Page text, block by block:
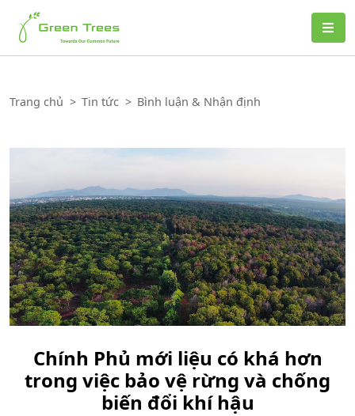
Green Trees
Trang chủ > Tin tức > Bình luận & Nhận định
Chính Phủ mới liệu có khá hơn
trong việc bảo vệ rừng và chống
biến đổi khí hậu